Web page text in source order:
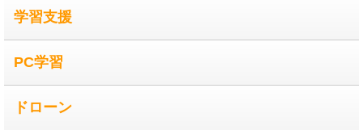
学習支援
PC学習
ドローン